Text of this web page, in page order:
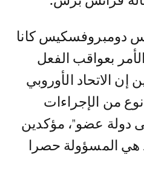
دومبروفسكيس كانا
بعواقب الفعل
إن الاتحاد الأوروبي
من الإجراءات
دولة عضو"، مؤكدين
هي المسؤولة حصرا